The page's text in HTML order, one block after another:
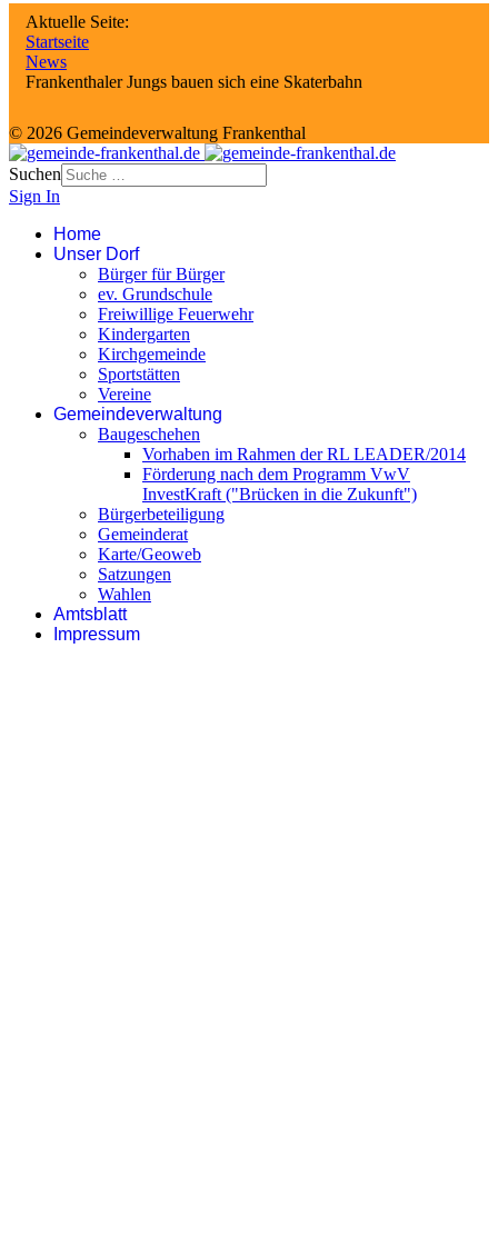
Aktuelle Seite:
Startseite
News
Frankenthaler Jungs bauen sich eine Skaterbahn
© 2026 Gemeindeverwaltung Frankenthal
Suchen
Sign In
Home
Unser Dorf
Bürger für Bürger
ev. Grundschule
Freiwillige Feuerwehr
Kindergarten
Kirchgemeinde
Sportstätten
Vereine
Gemeindeverwaltung
Baugeschehen
Vorhaben im Rahmen der RL LEADER/2014
Förderung nach dem Programm VwV
InvestKraft ("Brücken in die Zukunft")
Bürgerbeteiligung
Gemeinderat
Karte/Geoweb
Satzungen
Wahlen
Amtsblatt
Impressum